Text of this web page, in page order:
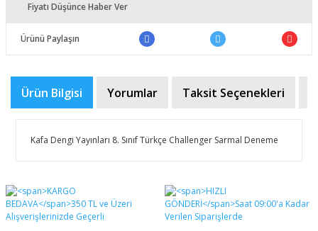
Fiyatı Düşünce Haber Ver
Ürünü Paylaşın
Ürün Bilgisi Yorumlar Taksit Seçenekleri
Kafa Dengi Yayınları 8. Sınıf Türkçe Challenger Sarmal Deneme
Bu ürüne ilk yorumu siz yapın!
Bu ürünün fiyat bilgisi, resim, ürün açıklamalarında ve
diğer konularda yetersiz gördüğünüz noktaları öneri
formunu kullanarak tarafımıza iletebilirsiniz.
Görüş ve önerileriniz için teşekkür ederiz.